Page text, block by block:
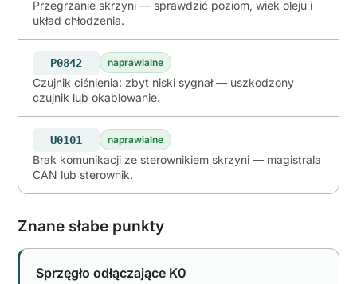
Przegrzanie skrzyni — sprawdzić poziom, wiek oleju i
układ chłodzenia.
P0842
Czujnik ciśnienia: zbyt niski sygnał — uszkodzony
czujnik lub okablowanie.
naprawialne
U0101
Brak komunikacji ze sterownikiem skrzyni — magistrala
CAN lub sterownik.
naprawialne
Znane słabe punkty
Sprzęgło odłączające K0